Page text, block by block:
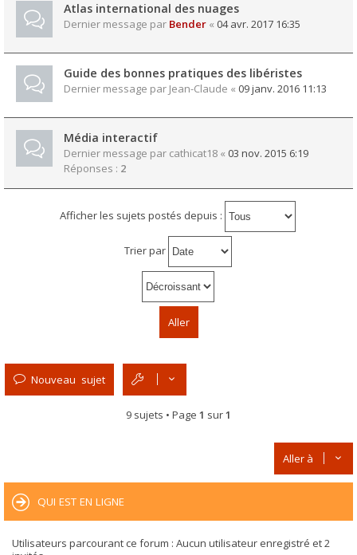
Atlas international des nuages
Dernier message par Bender « 04 avr. 2017 16:35
Guide des bonnes pratiques des libéristes
Dernier message par Jean-Claude « 09 janv. 2016 11:13
Média interactif
Dernier message par cathicat18 « 03 nov. 2015 6:19
Réponses : 2
Afficher les sujets postés depuis :
Trier par
Nouveau sujet
9 sujets • Page 1 sur1
Aller à
QUI EST EN LIGNE
Utilisateurs parcourant ce forum : Aucun utilisateur enregistré et 2